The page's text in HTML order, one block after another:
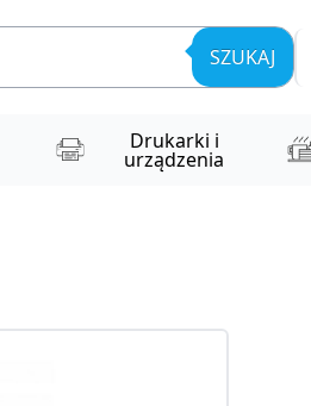
SZUKAJ
Drukarki i
urządzenia